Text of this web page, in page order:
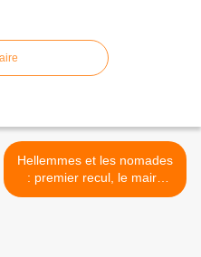
Hellemmes et les nomades
: premier recul, le maire
n'ose plus affronter les